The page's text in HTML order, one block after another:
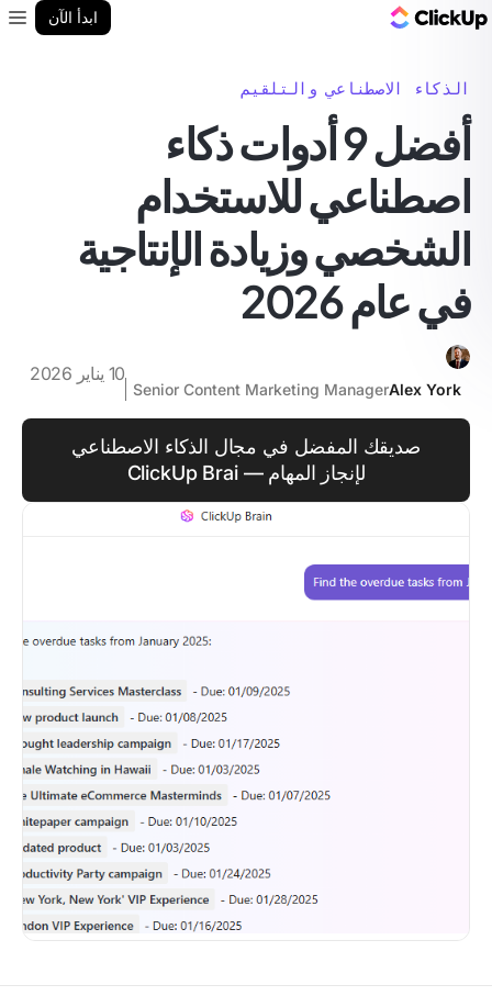
ابدأ الآن
الذكاء الاصطناعي والتلقيم
أفضل 9 أدوات ذكاء
اصطناعي للاستخدام
الشخصي وزيادة الإنتاجية
في عام 2026
Alex York
Senior Content Marketing Manager
10 يناير 2026
صديقك المفضل في مجال الذكاء الاصطناعي
لإنجاز المهام — ClickUp Brai